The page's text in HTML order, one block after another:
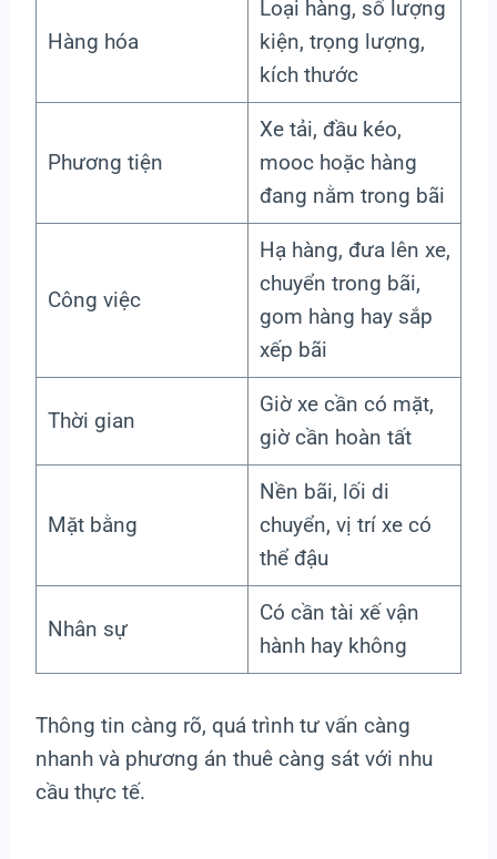
Hàng hóa
Loại hàng, số lượng
kiện, trọng lượng,
kích thước
Phương tiện
Xe tải, đầu kéo,
mooc hoặc hàng
đang nằm trong bãi
Công việc
Hạ hàng, đưa lên xe,
chuyển trong bãi,
gom hàng hay sắp
xếp bãi
Thời gian
Giờ xe cần có mặt,
giờ cần hoàn tất
Mặt bằng
Nền bãi, lối di
chuyển, vị trí xe có
thể đậu
Nhân sự
Có cần tài xế vận
hành hay không
Thông tin càng rõ, quá trình tư vấn càng
nhanh và phương án thuê càng sát với nhu
cầu thực tế.